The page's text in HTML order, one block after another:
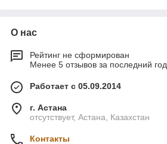
О нас
Рейтинг не сформирован
Менее 5 отзывов за последний год
Работает с 05.09.2014
г. Астана
отсутствует, Астана, Казахстан
Контакты